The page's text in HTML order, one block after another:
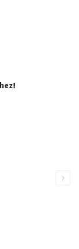
Next